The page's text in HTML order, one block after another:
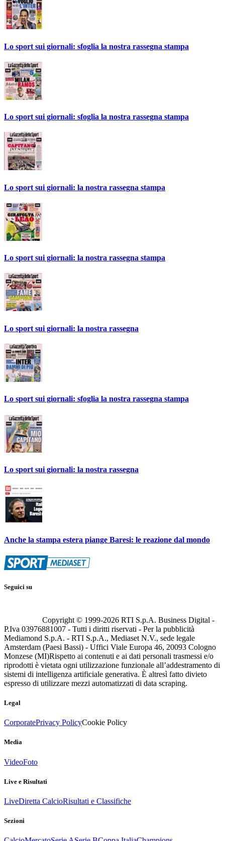
Lo sport sui giornali: sfoglia la nostra rassegna stampa
Lo sport sui giornali: sfoglia la nostra rassegna stampa
Lo sport sui giornali: la nostra rassegna stampa
Lo sport sui giornali: la nostra rassegna stampa
Lo sport sui giornali: la nostra rassegna
Lo sport sui giornali: sfoglia la nostra rassegna stampa
Lo sport sui giornali: la nostra rassegna
Anche la stampa estera piange Baresi: le reazione dal mondo
Seguici su
Copyright © 1999-2026 RTI S.p.A. Business Digital -
P.Iva 03976881007 - Tutti i diritti riservati - Per la pubblicità
Mediamond S.p.A. - RTI S.p.A., Mediaset N.V., sede legale
Amsterdam (Paesi Bassi) - Uffici Viale Europa 46, 20093 Cologno
Monzese (MI)Rispetto ai contenuti e ai dati personali trasmessi e/o
riprodotti è vietata ogni utilizzazione funzionale all’addestramento di
sistemi di intelligenza artificiale generativa. È altresì fatto divieto
espresso di utilizzare mezzi automatizzati di data scraping.
Legal
CorporatePrivacy PolicyCookie Policy
Media
VideoFoto
Live e Risultati
LiveDiretta CalcioRisultati e Classifiche
Sezioni